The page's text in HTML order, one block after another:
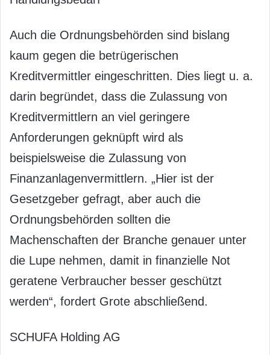
Auch die Ordnungsbehörden sind bislang
kaum gegen die betrügerischen
Kreditvermittler eingeschritten. Dies liegt u. a.
darin begründet, dass die Zulassung von
Kreditvermittlern an viel geringere
Anforderungen geknüpft wird als
beispielsweise die Zulassung von
Finanzanlagenvermittlern. „Hier ist der
Gesetzgeber gefragt, aber auch die
Ordnungsbehörden sollten die
Machenschaften der Branche genauer unter
die Lupe nehmen, damit in finanzielle Not
geratene Verbraucher besser geschützt
werden“, fordert Grote abschließend.
SCHUFA Holding AG